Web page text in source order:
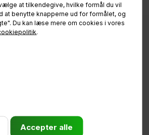
at tilkendegive, hvilke formål du vil
at benytte knapperne ud for formålet, og
Du kan læse mere om cookies i vores
.
Rødovre